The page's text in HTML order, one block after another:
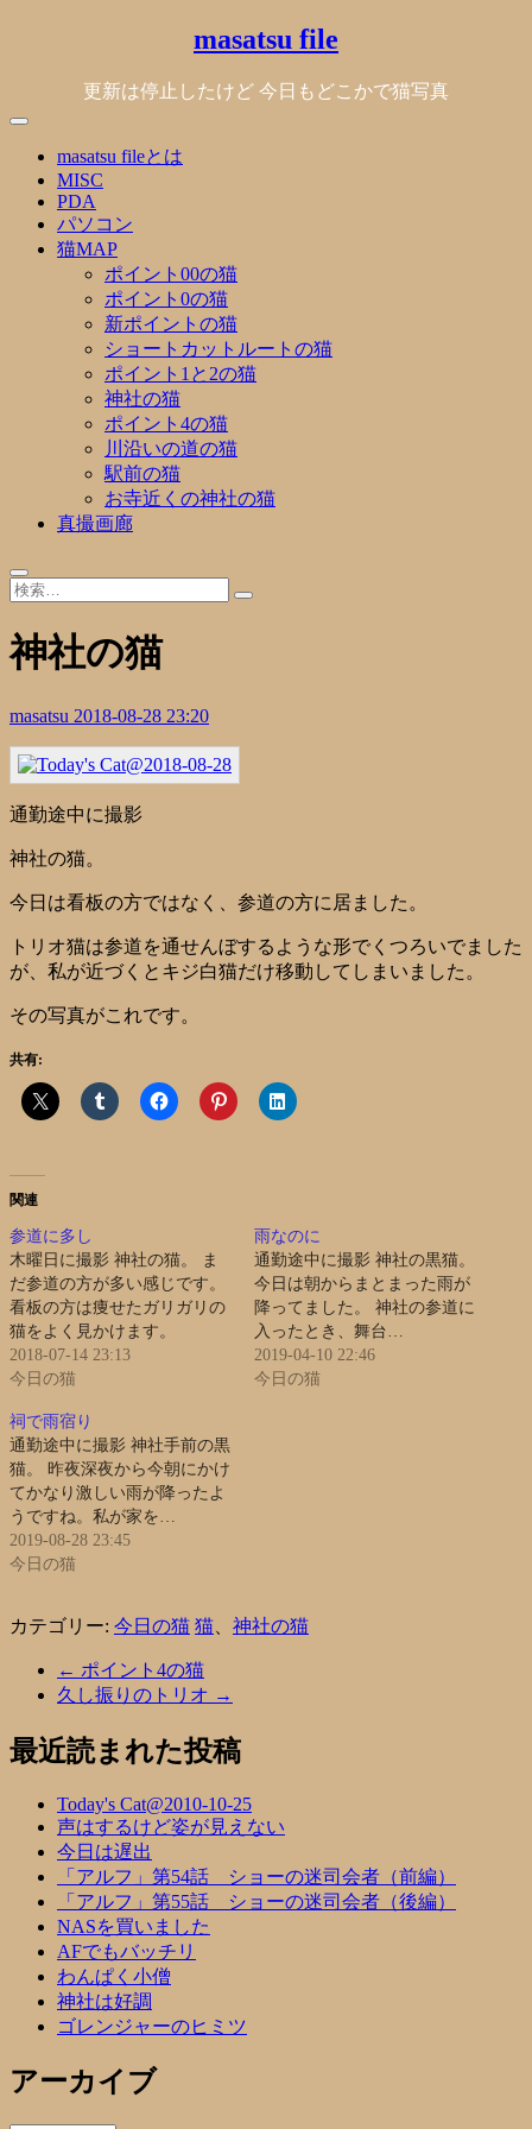
masatsu file
更新は停止したけど 今日もどこかで猫写真
masatsu fileとは
MISC
PDA
パソコン
猫MAP
ポイント00の猫
ポイント0の猫
新ポイントの猫
ショートカットルートの猫
ポイント1と2の猫
神社の猫
ポイント4の猫
川沿いの道の猫
駅前の猫
お寺近くの神社の猫
真撮画廊
神社の猫
masatsu 2018-08-28 23:20
通勤途中に撮影
神社の猫。
今日は看板の方ではなく、参道の方に居ました。
トリオ猫は参道を通せんぼするような形でくつろいでました
が、私が近づくとキジ白猫だけ移動してしまいました。
その写真がこれです。
共有:
関連
参道に多し
木曜日に撮影 神社の猫。 ま
だ参道の方が多い感じです。
看板の方は痩せたガリガリの
猫をよく見かけます。
2018-07-14 23:13
今日の猫
雨なのに
通勤途中に撮影 神社の黒猫。
今日は朝からまとまった雨が
降ってました。 神社の参道に
入ったとき、舞台…
2019-04-10 22:46
今日の猫
祠で雨宿り
通勤途中に撮影 神社手前の黒
猫。 昨夜深夜から今朝にかけ
てかなり激しい雨が降ったよ
うですね。私が家を…
2019-08-28 23:45
今日の猫
カテゴリー: 今日の猫 猫 神社の猫
← ポイント4の猫
久し振りのトリオ →
最近読まれた投稿
Today's Cat@2010-10-25
声はするけど姿が見えない
今日は遅出
「アルフ」第54話 ショーの迷司会者（前編）
「アルフ」第55話 ショーの迷司会者（後編）
NASを買いました
AFでもバッチリ
わんぱく小僧
神社は好調
ゴレンジャーのヒミツ
アーカイブ